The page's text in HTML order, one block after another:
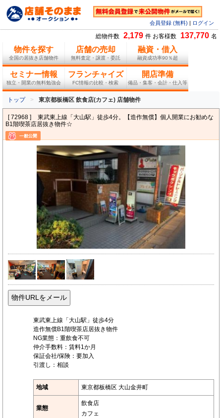
会員登録 (無料) ログイン
総物件数 2,179 件 お客様数 137,770 名
物件を探す
全国の居抜き店舗物件
店舗の売却
無料査定・譲渡・委託
融資・借入
融資成功率90％超
セミナー情報
独立・開業の無料勉強会
フランチャイズ
FC情報の比較・検索
開店準備
備品・集客・会計・仕入等
トップ 東京都板橋区 飲食店(カフェ) 店舗物件
[ 72968 ]
東武東上線「大山駅」徒歩4分。【造作無償】個人開業にお勧めな
B1階喫茶店居抜き物件☆
東武東上線「大山駅」徒歩4分
造作無償B1階喫茶店居抜き物件
NG業態：重飲食不可
仲介手数料：賃料1か月
保証会社/保険：要加入
引渡し：相談
地域 東京都板橋区 大山金井町
業態
飲食店
カフェ